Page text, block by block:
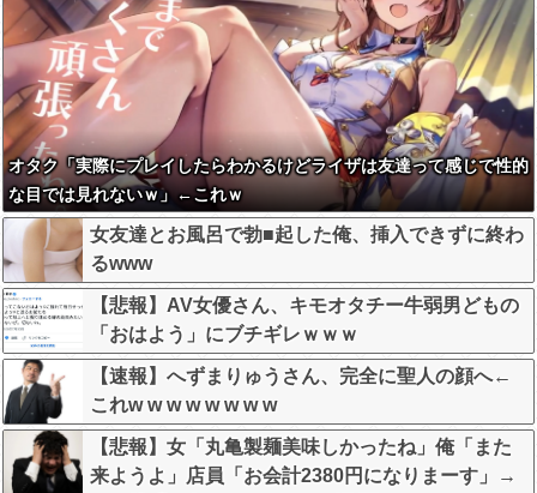
オタク「実際にプレイしたらわかるけどライザは友達って感じで性的
な目では見れないｗ」←これｗ
女友達とお風呂で勃■起した俺、挿入できずに終わ
るwww
【悲報】AV女優さん、キモオタチー牛弱男どもの
「おはよう」にブチギレｗｗｗ
【速報】へずまりゅうさん、完全に聖人の顔へ←
これw w w w w w w w
【悲報】女「丸亀製麺美味しかったね」俺「また
来ようよ」店員「お会計2380円になりまーす」→